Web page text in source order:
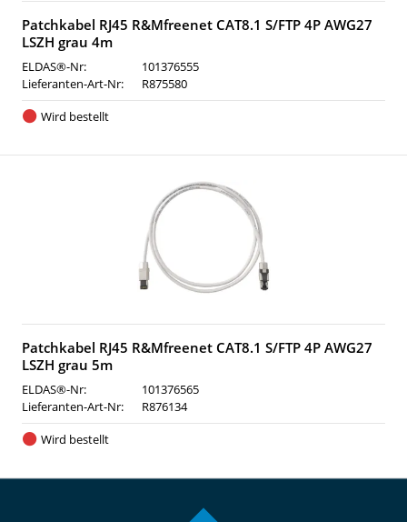
Patchkabel RJ45 R&Mfreenet CAT8.1 S/FTP 4P AWG27
LSZH grau 4m
ELDAS®-Nr:
101376555
Lieferanten-Art-Nr:
R875580
Wird bestellt
Patchkabel RJ45 R&Mfreenet CAT8.1 S/FTP 4P AWG27
LSZH grau 5m
ELDAS®-Nr:
101376565
Lieferanten-Art-Nr:
R876134
Wird bestellt